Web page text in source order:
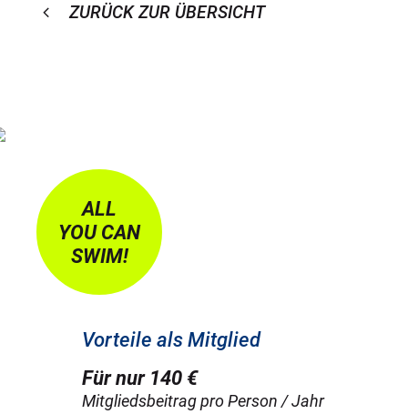
ZURÜCK ZUR ÜBERSICHT
Vorteile als Mitglied
Für nur 140 €
Mitgliedsbeitrag pro Person / Jahr
ALL
YOU CAN
SWIM!